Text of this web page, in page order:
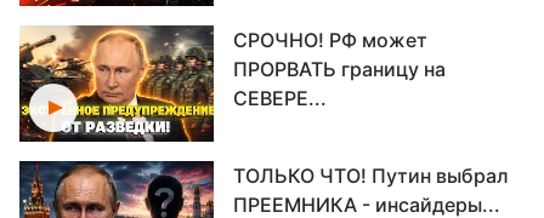
СРОЧНО! РФ может
ПРОРВАТЬ границу на
СЕВЕРЕ...
ТОЛЬКО ЧТО! Путин выбрал
ПРЕЕМНИКА - инсайдеры...